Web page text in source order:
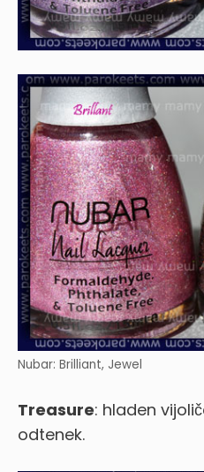
Nubar: Brilliant, Jewel
Treasure: hladen
odtenek.